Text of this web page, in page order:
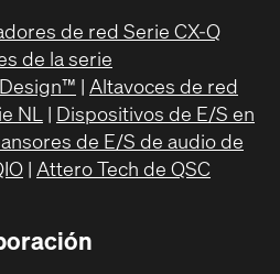
de red Serie CX-Q
de la serie
| Altavoces de red
NL | Dispositivos de E/S en
de E/S de audio de
| Attero Tech de QSC